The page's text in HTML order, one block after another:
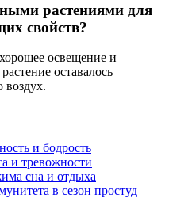
растениями для
свойств?
освещение и
оставалось
и бодрость
и тревожности
сна и отдыха
в сезон простуд